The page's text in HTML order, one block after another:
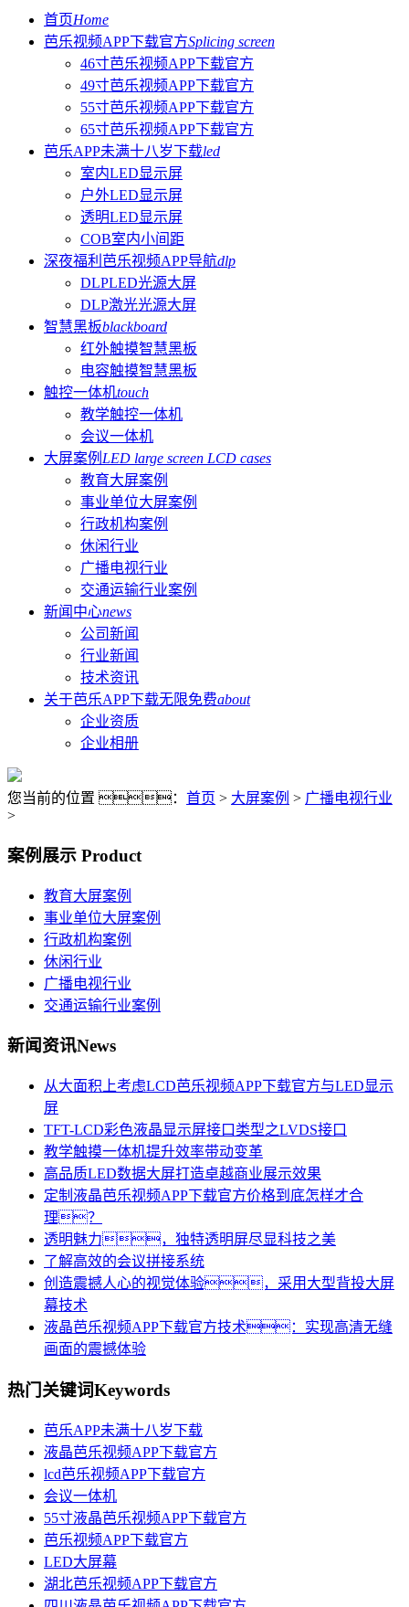
首页Home
芭乐视频APP下载官方Splicing screen
46寸芭乐视频APP下载官方
49寸芭乐视频APP下载官方
55寸芭乐视频APP下载官方
65寸芭乐视频APP下载官方
芭乐APP未满十八岁下载led
室内LED显示屏
户外LED显示屏
透明LED显示屏
COB室内小间距
深夜福利芭乐视频APP导航dlp
DLPLED光源大屏
DLP激光光源大屏
智慧黑板blackboard
红外触摸智慧黑板
电容触摸智慧黑板
触控一体机touch
教学触控一体机
会议一体机
大屏案例 LED large screen LCD cases
教育大屏案例
事业单位大屏案例
行政机构案例
休闲行业
广播电视行业
交通运输行业案例
新闻中心news
公司新闻
行业新闻
技术资讯
关于芭乐APP下载无限免费about
企业资质
企业相册
您当前的位置 ： 首页 > 大屏案例 > 广播电视行业
>
案例展示 Product
教育大屏案例
事业单位大屏案例
行政机构案例
休闲行业
广播电视行业
交通运输行业案例
新闻资讯News
从大面积上考虑LCD芭乐视频APP下载官方与LED显示
屏
TFT-LCD彩色液晶显示屏接口类型之LVDS接口
教学触摸一体机提升效率带动变革
高品质LED数据大屏打造卓越商业展示效果
定制液晶芭乐视频APP下载官方价格到底怎样才合
理？
透明魅力，独特透明屏尽显科技之美
了解高效的会议拼接系统
创造震撼人心的视觉体验，采用大型背投大屏
幕技术
液晶芭乐视频APP下载官方技术：实现高清无缝
画面的震撼体验
热门关键词Keywords
芭乐APP未满十八岁下载
液晶芭乐视频APP下载官方
lcd芭乐视频APP下载官方
会议一体机
55寸液晶芭乐视频APP下载官方
芭乐视频APP下载官方
LED大屏幕
湖北芭乐视频APP下载官方